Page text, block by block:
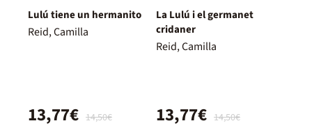
Lulú tiene un hermanito
Reid, Camilla
14,50€
13,77€
La Lulú i el germanet
cridaner
Reid, Camilla
14,50€
13,77€